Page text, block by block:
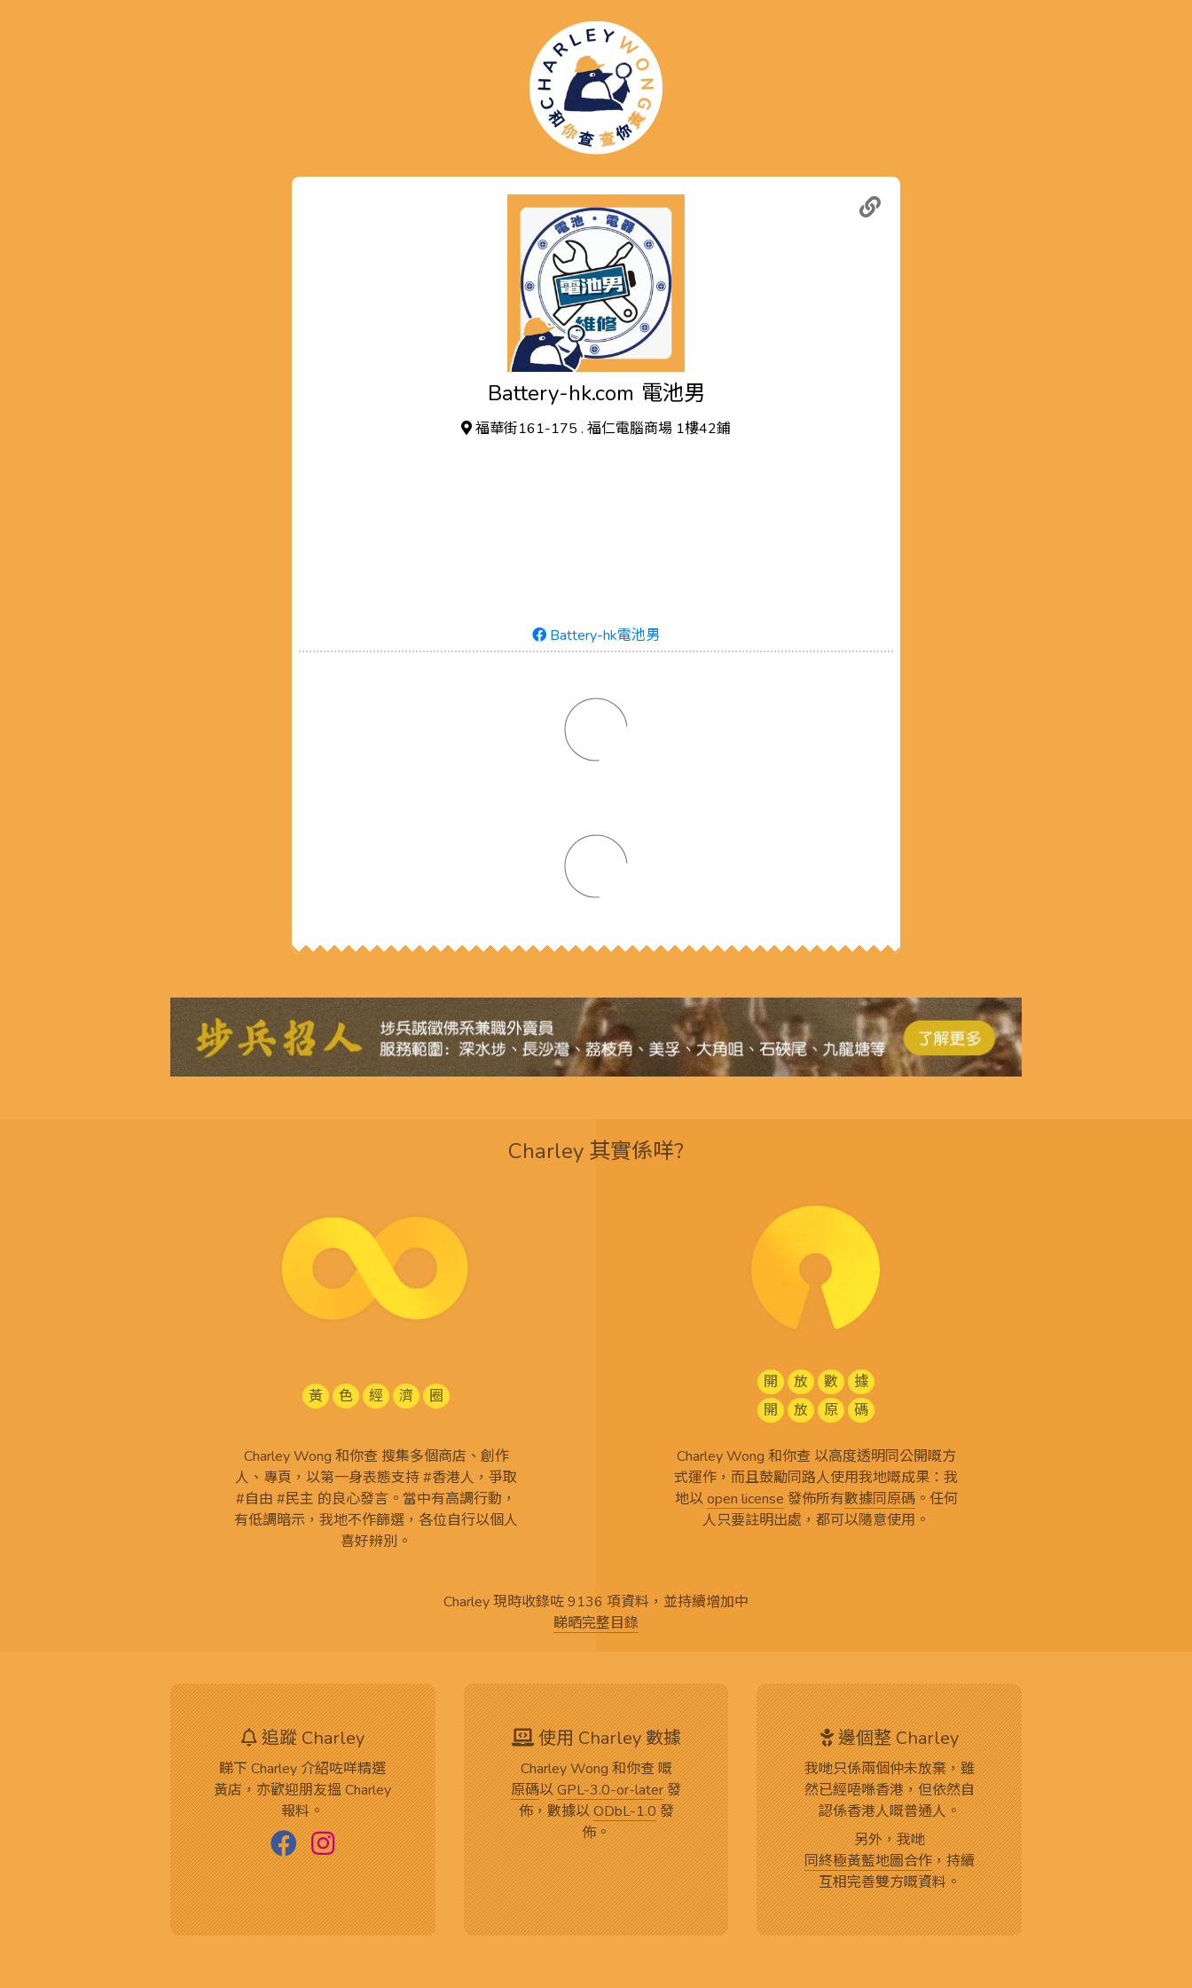
Battery-hk.com 電池男
福華街161-175 . 福仁電腦商場 1樓42鋪
Battery-hk電池男
Charley 其實係咩?
黃 色 經 濟 圈
Charley Wong 和你查 搜集多個商店、創作
人、專頁，以第一身表態支持 #香港人，爭取
#自由 #民主 的良心發言。當中有高調行動，
有低調暗示，我地不作篩選，各位自行以個人
喜好辨別。
開 放 數
據
開
放 原 碼
Charley Wong 和你查 以高度透明同公開嘅方
式運作，而且鼓勵同路人使用我地嘅成果：我
地以open license 發佈所有數據同原碼。任何
人只要註明出處，都可以隨意使用。
Charley 現時收錄咗 9136 項資料，並持續增加中
睇晒完整目錄
追蹤 Charley
睇下 Charley 介紹咗咩精選
黃店，亦歡迎朋友搵 Charley
報料。
使用 Charley 數據
Charley Wong 和你查 嘅
原碼以GPL-3.0-or-later發
佈，數據以ODbL-1.0發
佈。
邊個整 Charley
我哋只係兩個仲未放棄，雖
然已經唔喺香港，但依然自
認係香港人嘅普通人。
另外，我哋
同終極黃藍地圖合作，持續
互相完善雙方嘅資料。